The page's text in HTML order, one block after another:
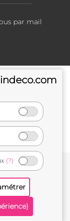
par mail
(?)